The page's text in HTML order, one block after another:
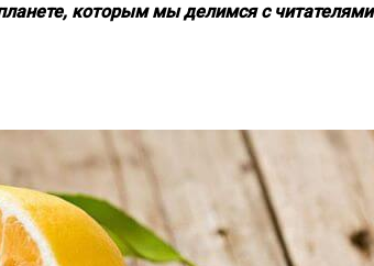
которым мы делимся с читателями